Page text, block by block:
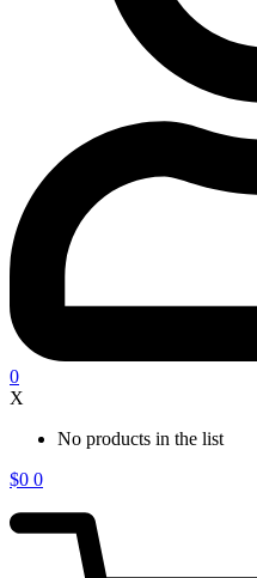
0
X
No products in the list
$0 0